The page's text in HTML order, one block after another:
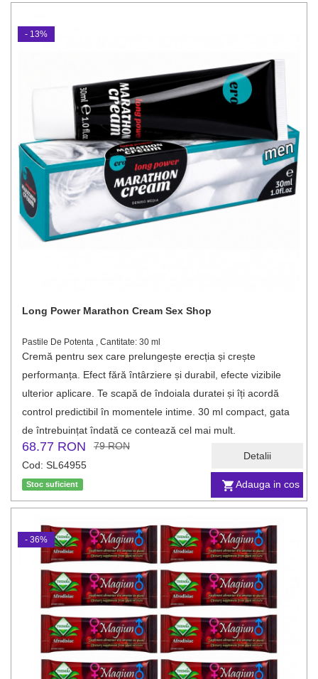
Adauga in cos
Detalii
Long Power Marathon Cream Sex Shop
Pastile De Potenta , Cantitate: 30 ml
Cremă pentru sex care prelungește erecția și crește
performanța. Efect fără întârziere și durabil, efecte vizibile
ulterior aplicare. Te scapă de îndoiala duratei și îți acordă
control predictibil în momentele intime. 30 ml compact, gata
de întrebuințat îndată ce contează cel mai mult.
68.77 RON
79 RON
Cod: SL64955
Stoc suficient
- 13%
- 36%